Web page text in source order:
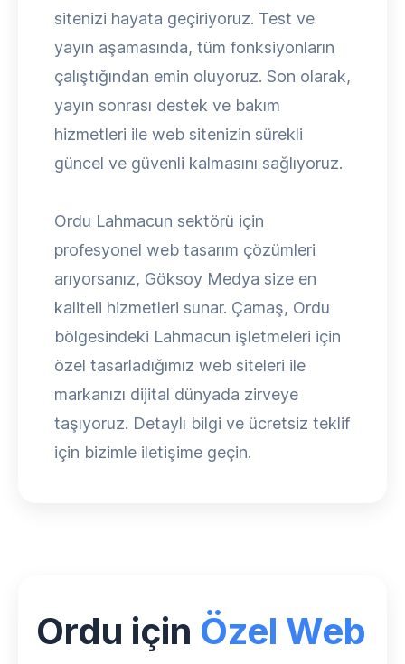
sitenizi hayata geçiriyoruz. Test ve
yayın aşamasında, tüm fonksiyonların
çalıştığından emin oluyoruz. Son olarak,
yayın sonrası destek ve bakım
hizmetleri ile web sitenizin sürekli
güncel ve güvenli kalmasını sağlıyoruz.
Ordu Lahmacun sektörü için
profesyonel web tasarım çözümleri
arıyorsanız, Göksoy Medya size en
kaliteli hizmetleri sunar. Çamaş, Ordu
bölgesindeki Lahmacun işletmeleri için
özel tasarladığımız web siteleri ile
markanızı dijital dünyada zirveye
taşıyoruz. Detaylı bilgi ve ücretsiz teklif
için bizimle iletişime geçin.
Ordu için Özel Web